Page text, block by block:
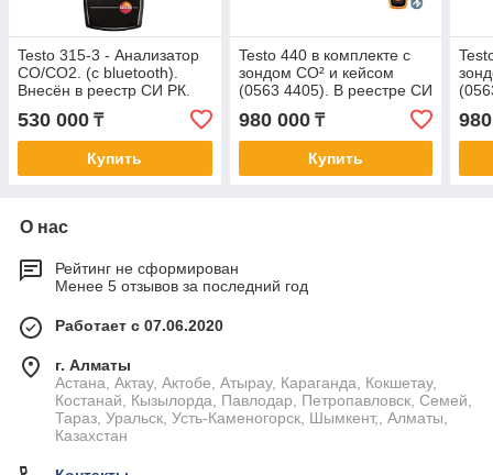
Testo 315-3 - Анализатор
CO/CO2. (с bluetooth).
Внесён в реестр СИ РК.
530 000 ₸
Купить
Testo 440 в комплекте с
зондом СО² и кейсом
(0563 4405). В реестре СИ
980 000₸
Купить
О нас
Рейтинг не сформирован
Менее 5 отзывов за последний год
Работает с 07.06.2020
г. Алматы
Астана, Актау, Актобе, Атырау, Караганда, Кокшетау,
Костанай, Кызылорда, Павлодар, Петропавловск, Семей,
Тараз, Уральск, Усть-Каменогорск, Шымкент,, Алматы,
Казахстан